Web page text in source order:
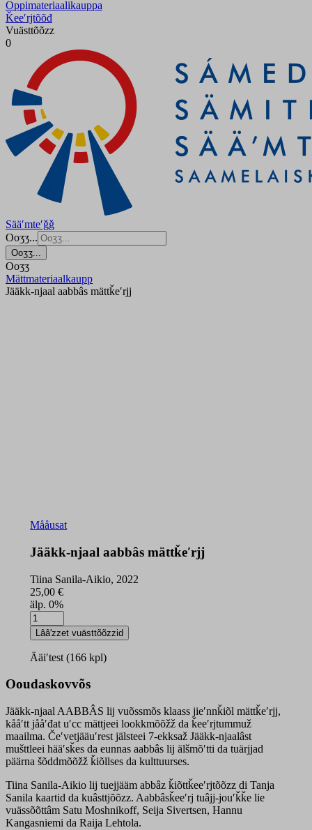
Oppimateriaalikauppa
Ǩeeʹrjtõõđ
Vuästtõõzz
0
Sääʹmteʹǧǧ
Ooʒʒ...
Ooʒʒ...
Ooʒʒ
Mättmateriaalkaupp
Jääkk-njaal aabbâs mättǩeʹrjj
Mååusat
Jääkk-njaal aabbâs mättǩeʹrjj
Tiina Sanila-Aikio, 2022
25,00 €
älp. 0%
Jääkk-
njaal
aabbâs
mättǩeʹrjj
Lââʹzzet vuästtõõzzid
Ääiʹtest (166 kpl)
Ooudaskovvõs
Jääkk-njaal AABBÂS lij vuõssmõs klaass jieʹnnǩiõl mättǩeʹrjj,
kååʹtt jååʹđat uʹcc mättjeei lookkmõõžž da ǩeeʹrjtummuž
maailma. Čeʹvetjääuʹrest jälsteei 7-ekksaž Jääkk-njaalâst
mušttleei hääʹsǩes da eunnas aabbâs lij älšmõʹtti da tuärjjad
päärna šõddmõõžž ǩiõllses da kulttuurses.
Tiina Sanila-Aikio lij tuejjääm abbâz ǩiõttǩeeʹrjtõõzz di Tanja
Sanila kaartid da kuâsttjõõzz. Aabbâsǩeeʹrj tuâjj-jouʹǩǩe lie
vuässõõttâm Satu Moshnikoff, Seija Sivertsen, Hannu
Kangasniemi da Raija Lehtola.